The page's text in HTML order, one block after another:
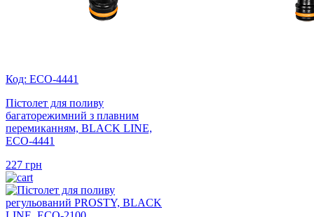
Код: ECO-4441
Пістолет для поливу
багаторежимний з плавним
перемиканням, BLACK LINE,
ECO-4441
227 грн